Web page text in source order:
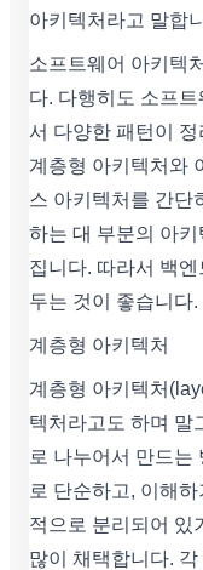
아키텍처라고 말합
소프트웨어 아키텍
다. 다행히도 소프
서 다양한 패턴이
계층형 아키텍처와
스 아키텍처를 간단
하는 대 부분의 아
집니다. 따라서 백
두는 것이 좋습니다.
계층형 아키텍처
계층형 아키텍처
텍처라고도 하며 말
로 나누어서 만드는
로 단순하고, 이해
적으로 분리되어 있
많이 채택합니다.